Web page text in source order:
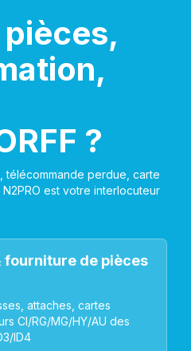
?
télécommande perdue, carte
est votre interlocuteur
de pièces
attaches, cartes
CI/RG/MG/HY/AU des
ID4